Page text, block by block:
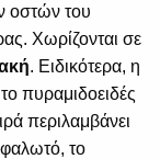
οστών του
Χωρίζονται σε
. Ειδικότερα, η
πυραμιδοειδές
περιλαμβάνει
το